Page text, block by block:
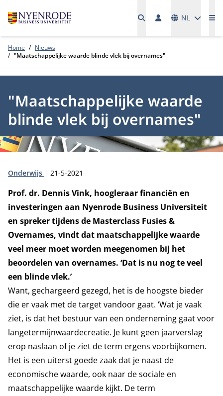
NL
Home
Nieuws
"Maatschappelijke waarde blinde vlek bij overnames"
"Maatschappelijke waarde
blinde vlek bij overnames"
Type:
Onderwijs Publicatiedatum:
21-5-2021
Prof. dr. Dennis Vink, hoogleraar financiën en
investeringen aan Nyenrode Business Universiteit
en spreker tijdens de Masterclass Fusies &
Overnames, vindt dat maatschappelijke waarde
veel meer moet worden meegenomen bij het
beoordelen van overnames. ‘Dat is nu nog te veel
een blinde vlek.’
Want, gechargeerd gezegd, het is de hoogste bieder
die er vaak met de target vandoor gaat. ‘Wat je vaak
ziet, is dat het bestuur van een onderneming gaat voor
langetermijnwaardecreatie. Je kunt geen jaarverslag
erop naslaan of je ziet de term ergens voorbijkomen.
Het is een uiterst goede zaak dat je naast de
economische waarde, ook naar de sociale en
maatschappelijke waarde kijkt. De term